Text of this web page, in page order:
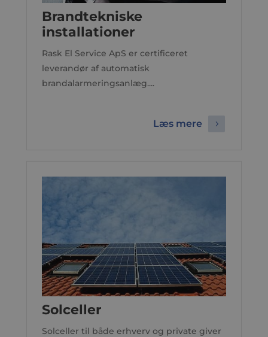
Brandtekniske
installationer
Rask El Service ApS er certificeret
leverandør af automatisk
brandalarmeringsanlæg....
Læs mere
Solceller
Solceller til både erhverv og private giver